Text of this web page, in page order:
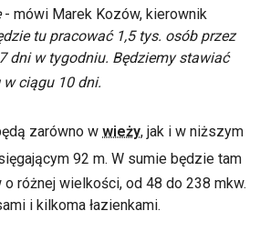
- mówi Marek Kozów, kierownik
tu pracować 1,5 tys. osób przez
dni w tygodniu. Będziemy stawiać
w ciągu 10 dni.
zarówno w wieży, jak i w niższym
92 m. W sumie będzie tam
różnej wielkości, od 48 do 238 mkw.
i kilkoma łazienkami.